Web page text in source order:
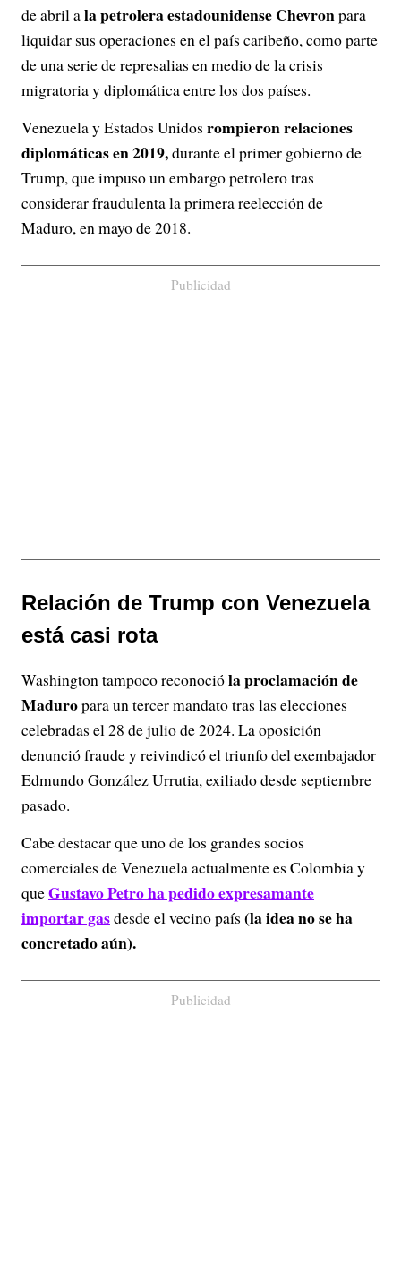
de abril ala petrolera estadounidense Chevronpara
liquidar sus operaciones en el país caribeño, como parte
de una serie de represalias en medio de la crisis
migratoria y diplomática entre los dos países.
Venezuela y Estados Unidos rompieron relaciones
diplomáticas en 2019,durante el primer gobierno de
Trump, que impuso un embargo petrolero tras
considerar fraudulenta la primera reelección de
Maduro, en mayo de 2018.
Publicidad
Relación de Trump con Venezuela
está casi rota
Washington tampoco reconocióla proclamación de
Maduropara un tercer mandato tras las elecciones
celebradas el 28 de julio de 2024. La oposición
denunció fraude y reivindicó el triunfo del exembajador
Edmundo González Urrutia, exiliado desde septiembre
pasado.
Cabe destacar que uno de los grandes socios
comerciales de Venezuela actualmente es Colombia y
queGustavo Petro ha pedido expresamante
importar gasdesde el vecino país (la idea no se ha
concretado aún).
Publicidad